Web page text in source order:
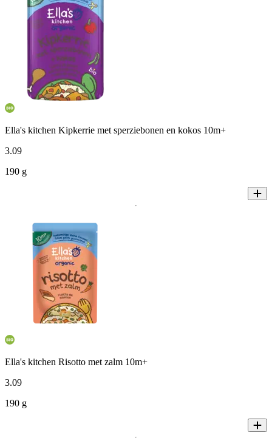
Ella's kitchen Kipkerrie met sperziebonen en kokos 10m+
3.09
190 g
Ella's kitchen Risotto met zalm 10m+
3.09
190 g